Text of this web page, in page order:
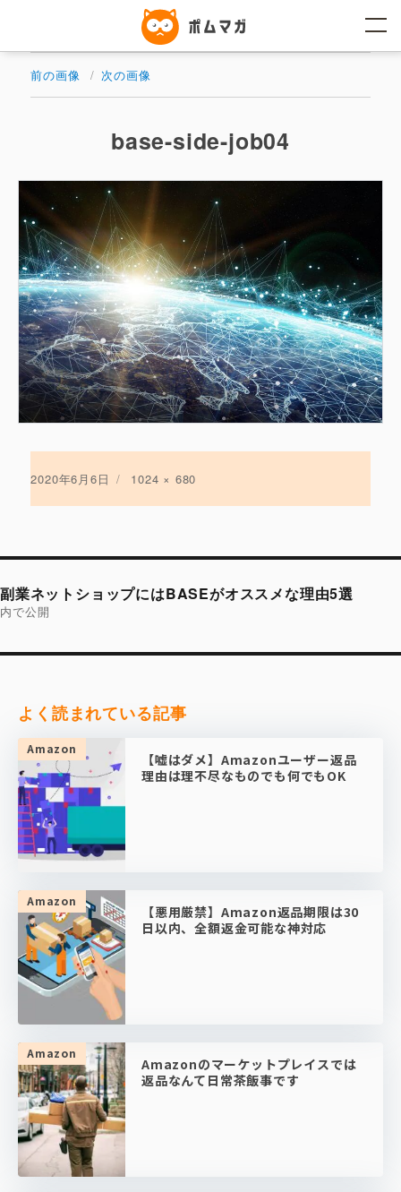
ン
前の画像 次の画像
base-side-job04
投
2020年6月6日
フ
ズ
1024 × 680
投
ナ
ビ
ゲ
シ
副業ネットショップにはBASEがオススメな理由5選
内で公開
よく読まれている記事
Amazon
【嘘はダメ】Amazonユーザー返品
理由は理不尽なものでも何でもOK
Amazon
【悪用厳禁】Amazon返品期限は30
日以内、全額返金可能な神対応
Amazon
Amazonのマーケットプレイスでは
返品なんて日常茶飯事です